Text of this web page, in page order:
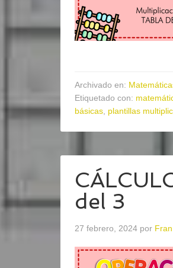
Archivado en:
Etiquetado con:
básicas plantillas
del 3
27 febrero, 2024 por